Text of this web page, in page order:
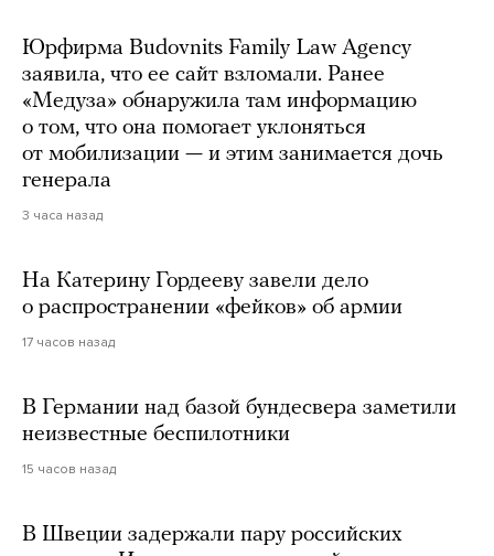
Юрфирма Budovnits Family Law Agency
заявила, что ее сайт взломали. Ранее
«Медуза» обнаружила там информацию
о том, что она помогает уклоняться
от мобилизации — и этим занимается дочь
генерала
3 часа назад
На Катерину Гордееву завели дело
о распространении «фейков» об армии
17 часов назад
В Германии над базой бундесвера заметили
неизвестные беспилотники
15 часов назад
В Швеции задержали пару российских